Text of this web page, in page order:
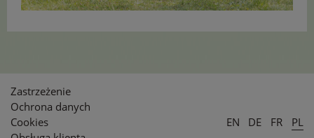
Zastrzeżenie
Ochrona danych
Cookies
EN DE FR PL